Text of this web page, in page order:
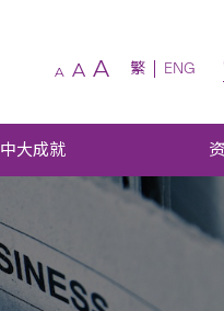
A A A 繁 ENG
中大成就